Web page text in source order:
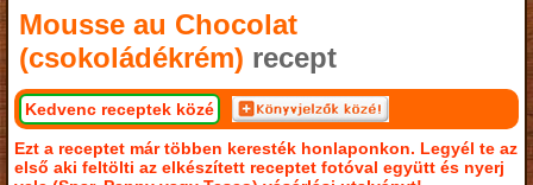
Mousse au Chocolat
(csokoládékrém) recept
Kedvenc receptek közé
Ezt a receptet már többen keresték honlaponkon. Legyél te az
első aki feltölti az elkészített receptet fotóval együtt és nyerj